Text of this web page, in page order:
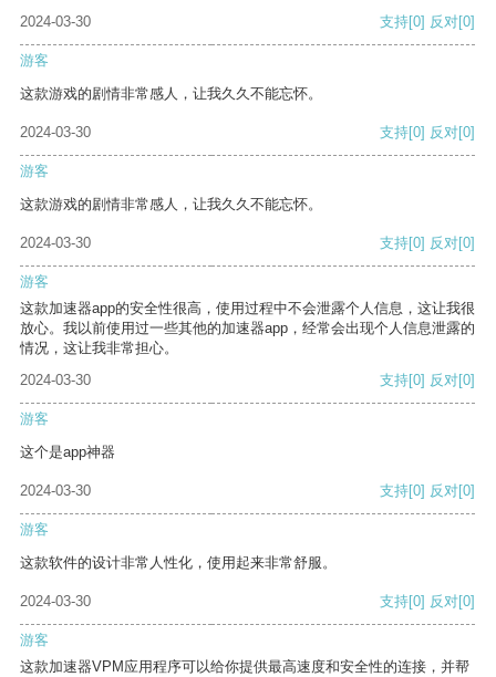
2024-03-30
支持[0] 反对[0]
游客
这款游戏的剧情非常感人，让我久久不能忘怀。
2024-03-30 支持[0] 反对[0]
游客
这款游戏的剧情非常感人，让我久久不能忘怀。
2024-03-30 支持[0] 反对[0]
游客
这款加速器app的安全性很高，使用过程中不会泄露个人信息，这让我很
放心。我以前使用过一些其他的加速器app，经常会出现个人信息泄露的
情况，这让我非常担心。
2024-03-30
支持[0] 反对[0]
游客
这个是app神器
2024-03-30 支持[0] 反对[0]
游客
这款软件的设计非常人性化，使用起来非常舒服。
2024-03-30 支持[0] 反对[0]
游客
这款加速器VPM应用程序可以给你提供最高速度和安全性的连接，并帮